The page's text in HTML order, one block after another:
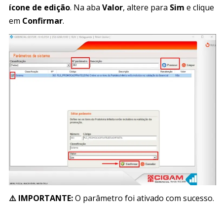
ícone de edição. Na aba Valor, altere para Sim e clique
em Confirmar.
⚠️ IMPORTANTE:O parâmetro foi ativado com sucesso.